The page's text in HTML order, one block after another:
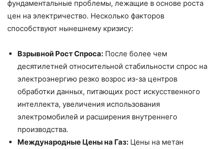
фундаментальные проблемы, лежащие в основе роста
цен на электричество. Несколько факторов
способствуют нынешнему кризису:
Взрывной Рост Спроса: После более чем
десятилетней относительной стабильности спрос на
электроэнергию резко возрос из-за центров
обработки данных, питающих рост искусственного
интеллекта, увеличения использования
электромобилей и расширения внутреннего
производства.
Международные Цены на Газ: Цены на метан